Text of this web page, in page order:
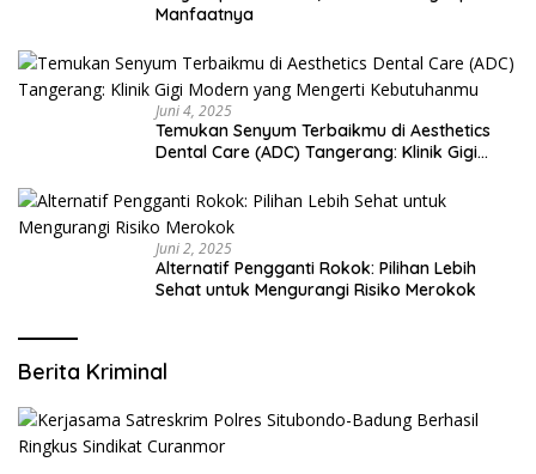
Manfaatnya
Juni 4, 2025
Temukan Senyum Terbaikmu di Aesthetics
Dental Care (ADC) Tangerang: Klinik Gigi
Juni 2, 2025
Alternatif Pengganti Rokok: Pilihan Lebih
Sehat untuk Mengurangi Risiko Merokok
Berita Kriminal